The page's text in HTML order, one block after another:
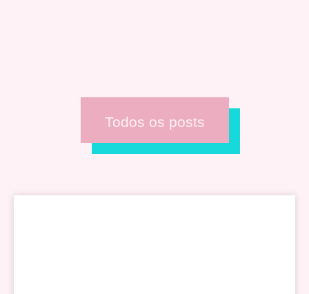
Todos os posts